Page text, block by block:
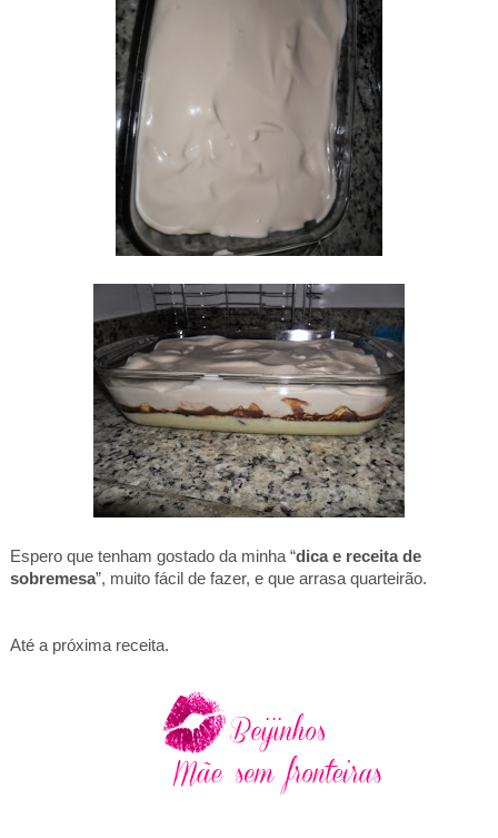
Espero que tenham gostado da minha “dica e receita de
sobremesa”, muito fácil de fazer, e que arrasa quarteirão.
Até a próxima receita.